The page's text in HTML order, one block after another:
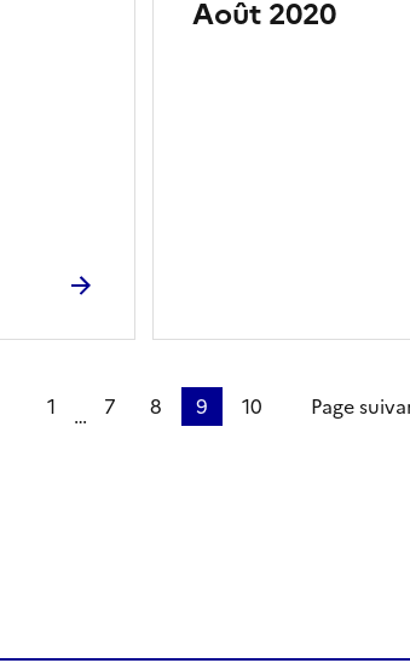
Août 2020
1 … 7 8 9 10 Page